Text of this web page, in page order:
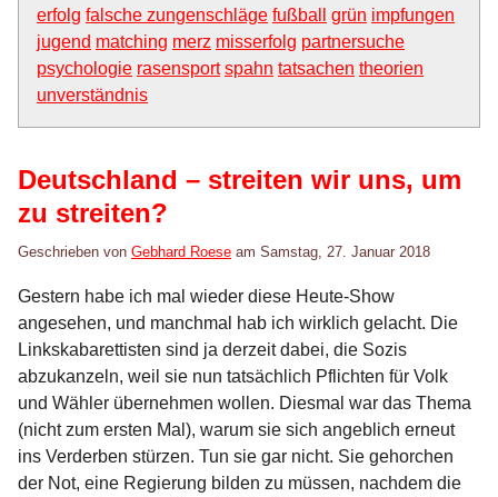
erfolg falsche zungenschläge fußball grün impfungen
jugend matching merz misserfolg partnersuche
psychologie rasensport spahn tatsachen theorien
unverständnis
Deutschland – streiten wir uns, um
zu streiten?
Geschrieben von Gebhard Roese am Samstag, 27. Januar 2018
Gestern habe ich mal wieder diese Heute-Show
angesehen, und manchmal hab ich wirklich gelacht. Die
Linkskabarettisten sind ja derzeit dabei, die Sozis
abzukanzeln, weil sie nun tatsächlich Pflichten für Volk
und Wähler übernehmen wollen. Diesmal war das Thema
(nicht zum ersten Mal), warum sie sich angeblich erneut
ins Verderben stürzen. Tun sie gar nicht. Sie gehorchen
der Not, eine Regierung bilden zu müssen, nachdem die